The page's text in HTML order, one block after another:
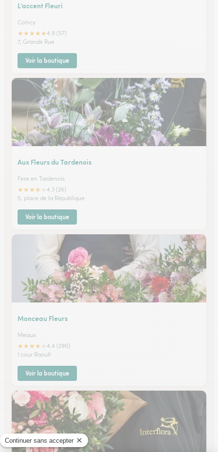
L’accent Fleuri
Coincy
★★★★★4.9 (57)
7, Grande Rue
Voir la boutique
Aux Fleurs du Tardenois
Fere en Tardenois
★★★★
4.3 (26)
5, place de la République
Voir la boutique
Monceau Fleurs
Meaux
★★★★
4.4 (290)
1 cour Raoult
Voir la boutique